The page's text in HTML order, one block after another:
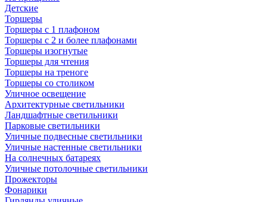
Детские
Торшеры
Торшеры с 1 плафоном
Торшеры с 2 и более плафонами
Торшеры изогнутые
Торшеры для чтения
Торшеры на треноге
Торшеры со столиком
Уличное освещение
Архитектурные светильники
Ландшафтные светильники
Парковые светильники
Уличные подвесные светильники
Уличные настенные светильники
На солнечных батареях
Уличные потолочные светильники
Прожекторы
Фонарики